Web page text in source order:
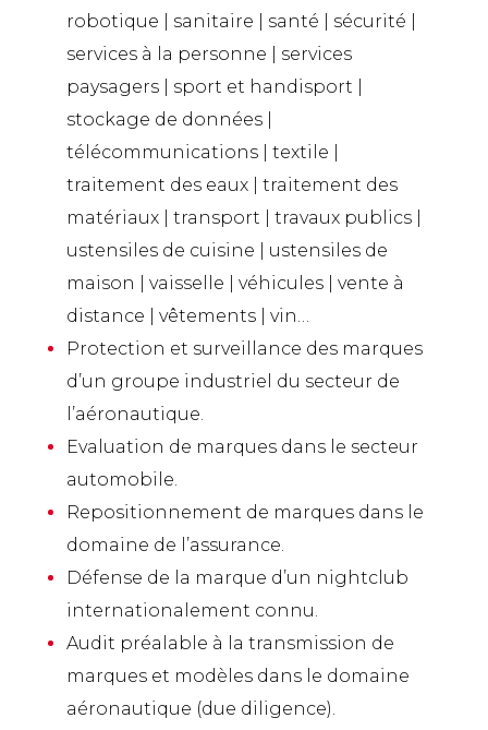
robotique | sanitaire | santé | sécurité |
services à la personne | services
paysagers | sport et handisport |
stockage de données |
télécommunications | textile |
traitement des eaux | traitement des
matériaux | transport | travaux publics |
ustensiles de cuisine | ustensiles de
maison | vaisselle | véhicules | vente à
distance | vêtements | vin…
Protection et surveillance des marques
d’un groupe industriel du secteur de
l’aéronautique.
Evaluation de marques dans le secteur
automobile.
Repositionnement de marques dans le
domaine de l’assurance.
Défense de la marque d’un nightclub
internationalement connu.
Audit préalable à la transmission de
marques et modèles dans le domaine
aéronautique (due diligence).